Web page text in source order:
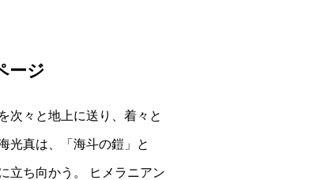
ージ
次々と地上に送り、着々と
光真は、「海斗の鎧」と
立ち向かう。 ヒメラニアン